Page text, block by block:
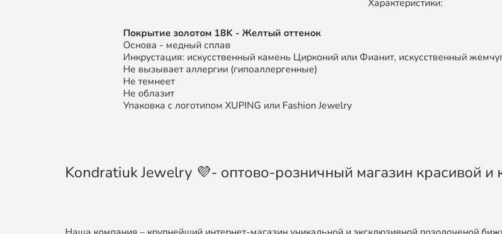
Характеристики:
Покрытие золотом 18K - Желтый оттенок
Основа - медный сплав
Инкрустация: искусственный камень Цирконий или Фианит, искусственный
Не вызывает аллергии (гипоаллергенные)
Не темнеет
Не облазит
Упаковка с логотипом XUPING или Fashion Jewelry
Kondratiuk Jewelry 💜- оптово-розничный магазин красивой и